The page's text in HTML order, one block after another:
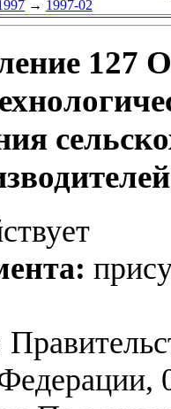
→ 1997-02
127